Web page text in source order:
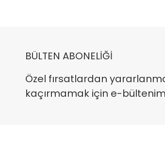
BÜLTEN ABONELİĞİ
Özel fırsatlardan
kaçırmamak için e-